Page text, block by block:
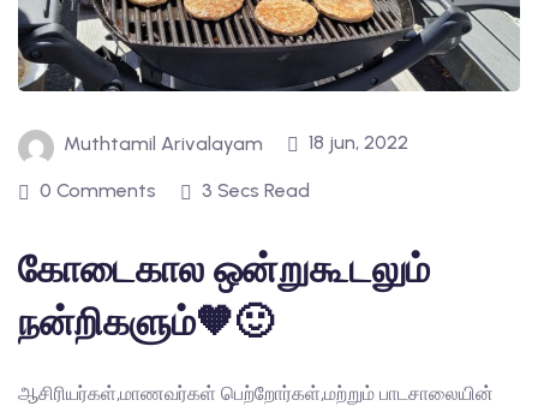
Muthtamil Arivalayam 18 jun, 2022
0 Comments 3 Secs Read
கோடைகால ஒன்றுகூடலும்
நன்றிகளும்🧡🙂
ஆசிரியர்கள்,மாணவர்கள் பெற்றோர்கள்,மற்றும் பாடசாலையின்